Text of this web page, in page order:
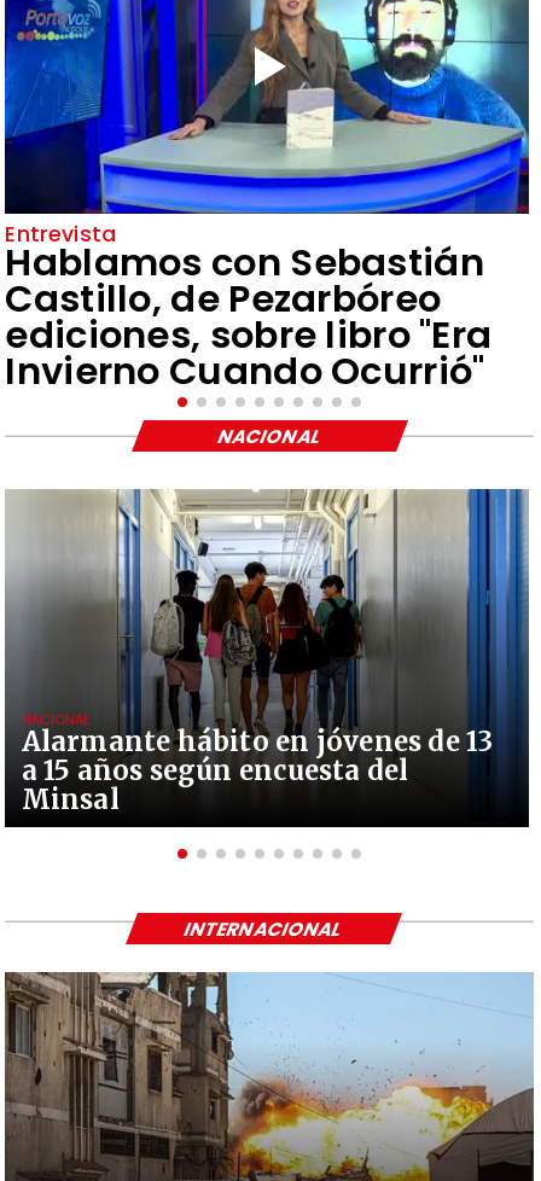
Entrevista
Hablamos con Sebastián
Castillo, de Pezarbóreo
ediciones, sobre libro "Era
Invierno Cuando Ocurrió"
Alarmante hábito en jóvenes de 13
a 15 años según encuesta del
Minsal
NACIONAL
NACIONAL
INTERNACIONAL